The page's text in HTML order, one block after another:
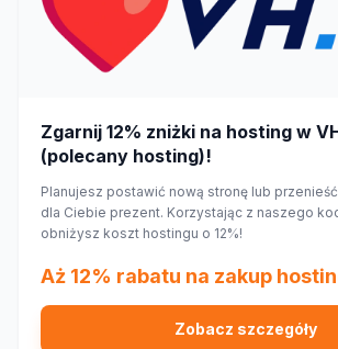
Zgarnij 12% zniżki na hosting w
(polecany hosting)!
Planujesz postawić nową stronę lub
dla Ciebie prezent. Korzystając z naszego
obniżysz koszt hostingu o 12%!
Aż 12% rabatu na zakup
Zobacz szczegóły